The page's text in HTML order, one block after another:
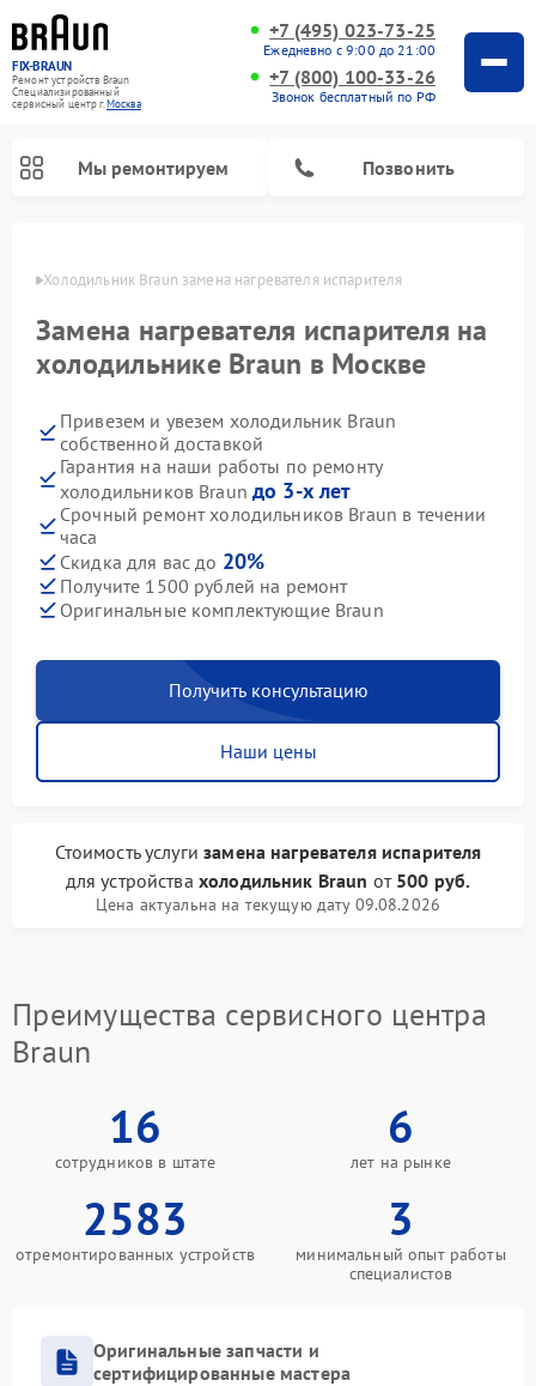
FIX-BRAUN
Ремонт устройств Braun
Специализированный
cервисный центр г.Москва
+7 (495) 023-73-25
Ежедневно с 9:00 до 21:00
+7 (800) 100-33-26
Звонок бесплатный по РФ
Мы ремонтируем Позвонить
Холодильник Braun замена нагревателя испарителя
Замена нагревателя испарителя на
холодильнике Braun в Москве
Привезем и увезем холодильник Braun
собственной доставкой
Гарантия на наши работы по ремонту
холодильников Braunдо 3-х лет
Срочный ремонт холодильников Braun в течении
часа
Скидка для вас до 20%
Получите 1500 рублей на ремонт
Оригинальные комплектующие Braun
Получить консультацию
Наши цены
Стоимость услугизамена нагревателя испарителя
для устройства холодильник Braun от 500 руб.
Цена актуальна на текущую дату 09.08.2026
Преимущества сервисного центра
Braun
16
сотрудников в штате
6
лет на рынке
2583
отремонтированных устройств
3
минимальный опыт работы
специалистов
Оригинальные запчасти и
сертифицированные мастера